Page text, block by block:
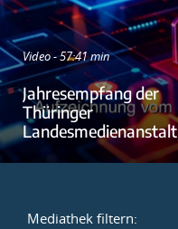
Video - 57:41 min
Jahresempfang der
Thüringer
Landesmedienanstalt
Mediathek filtern: